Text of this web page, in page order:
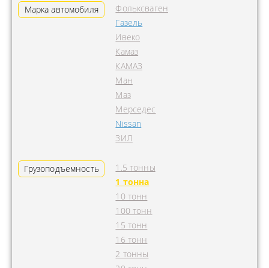
Марка автомобиля
Фольксваген
Газель
Ивеко
Камаз
КАМАЗ
Ман
Маз
Мерседес
Nissan
ЗИЛ
Грузоподъемность
1.5 тонны
1 тонна
10 тонн
100 тонн
15 тонн
16 тонн
2 тонны